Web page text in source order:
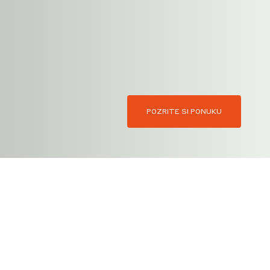
POZRITE SI PONUKU